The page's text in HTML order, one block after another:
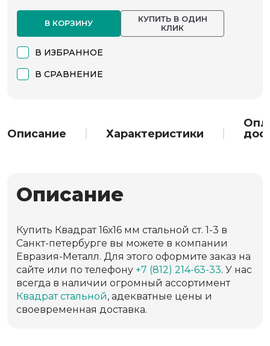
В КОРЗИНУ
КУПИТЬ В ОДИН
КЛИК
В ИЗБРАННОЕ
В СРАВНЕНИЕ
Описание Характеристики
Описание
Купить Квадрат 16х16 мм стальной ст. 1-3 в
Санкт-петербурге вы можете в компании
Евразия-Металл. Для этого оформите заказ на
сайте или по телефону +7 (812) 214-63-33. У нас
всегда в наличии огромный ассортимент
Квадрат стальной, адекватные цены и
своевременная доставка.